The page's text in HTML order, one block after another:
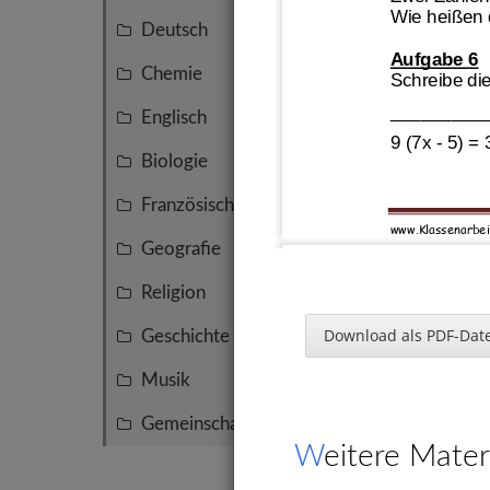
Wie heißen
Aufgabe 6
Schreibe
9 (7x - 5) =
Aufgabe 7
Download als PDF-
Weitere
Deutsch
Chemie
Englisch
Biologie
Französisch
6
Geografie
Religion
4
Geschichte
Musik
Gemeinschaftskunde